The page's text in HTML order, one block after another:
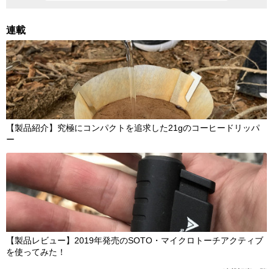
連載
【製品紹介】究極にコンパクトを追求した21gのコーヒードリッパ
ー
【製品レビュー】2019年発売のSOTO・マイクロトーチアクティブ
を使ってみた！